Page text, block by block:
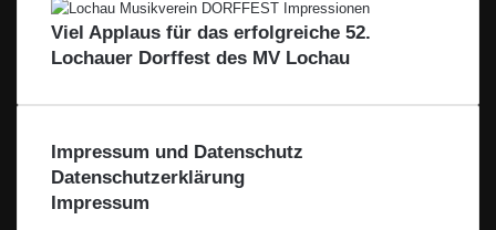
Viel Applaus für das erfolgreiche 52.
Lochauer Dorffest des MV Lochau
Impressum und Datenschutz
Datenschutzerklärung
Impressum